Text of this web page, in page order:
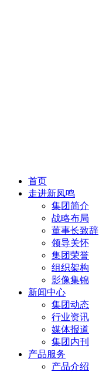
首页
走进新凤鸣
集团简介
战略布局
董事长致辞
领导关怀
集团荣誉
组织架构
影像集锦
新闻中心
集团动态
行业资讯
媒体报道
集团内刊
产品服务
产品介绍